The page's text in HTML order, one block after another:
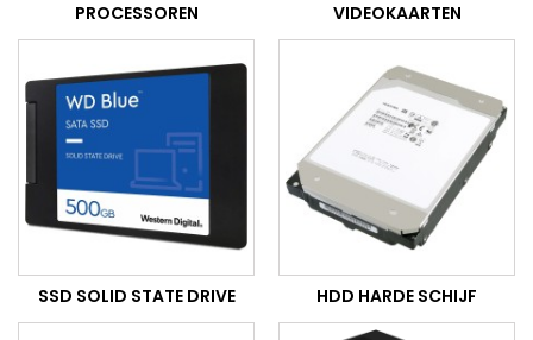
PROCESSOREN VIDEOKAARTEN
SSD SOLID STATE DRIVE HDD HARDE SCHIJF